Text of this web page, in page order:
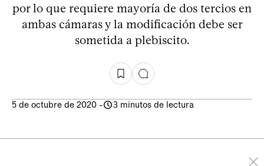
por lo que requiere mayoría de dos tercios en
ambas cámaras y la modificación debe ser
sometida a plebiscito.
5 de octubre de 2020 - 3 minutos de lectura